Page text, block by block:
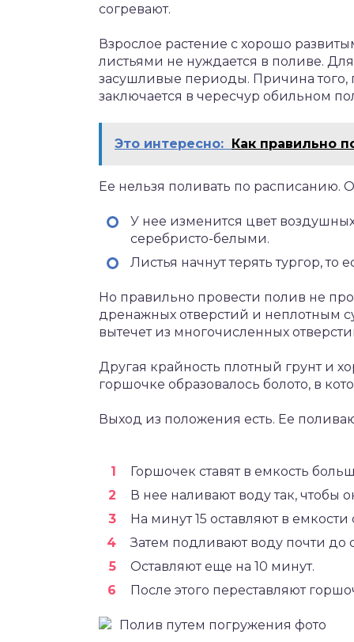
согревают.
Взрослое растение с хорошо
листьями не нуждается в поливе.
засушливые периоды. Причина того,
заключается в чересчур обильном
Это интересно: Как правильно
Ее нельзя поливать по расписанию.
У нее изменится цвет
серебристо-белыми.
Листья начнут терять тургор,
Но правильно провести полив не
дренажных отверстий и неплотным
вытечет из многочисленных
Другая крайность плотный грунт и
горшочке образовалось болото, в
Выход из положения есть. Ее
Горшочек ставят в емкость
В нее наливают воду так, чтобы
На минут 15 оставляют в емкости
Затем подливают воду почти до
Оставляют еще на 10 минут.
После этого переставляют
Полив путем погружения фото